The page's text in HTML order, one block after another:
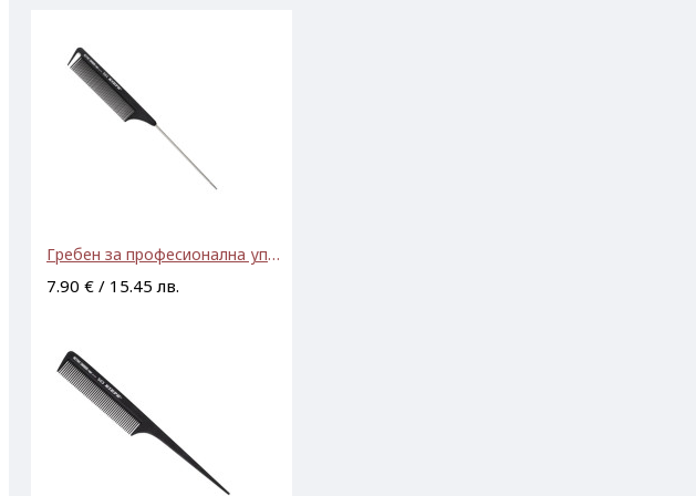
Гребен за професионална употреба KIEPE Active Carbon Fibre - code 501
7.90 € / 15.45 лв.